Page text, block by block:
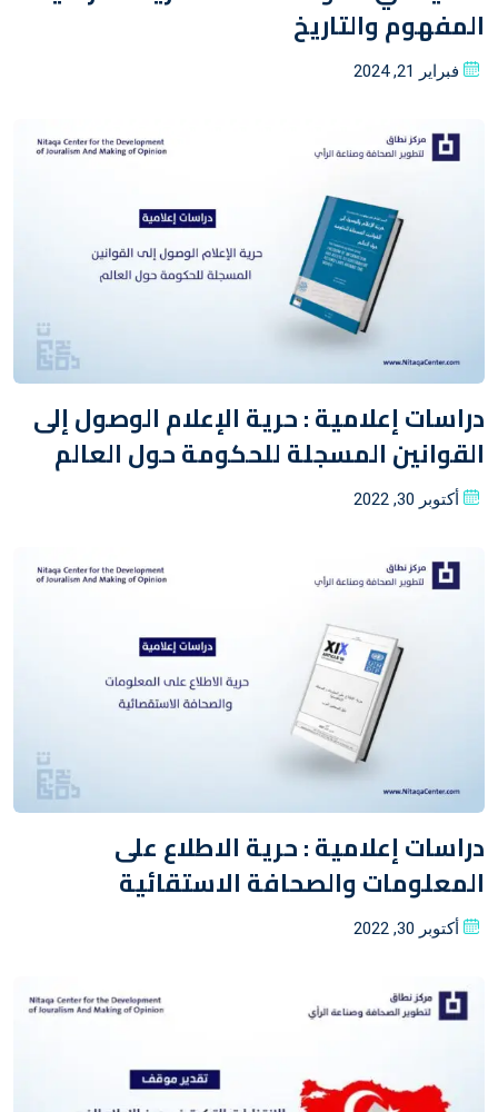
المفهوم والتاريخ
Posted
فبراير 21, 2024
دراسات إعلامية : حرية الإعلام الوصول إلى
القوانين المسجلة للحكومة حول العالم
Posted
أكتوبر 30, 2022
دراسات إعلامية : حرية الاطلاع على
المعلومات والصحافة الاستقائية
Posted
أكتوبر 30, 2022